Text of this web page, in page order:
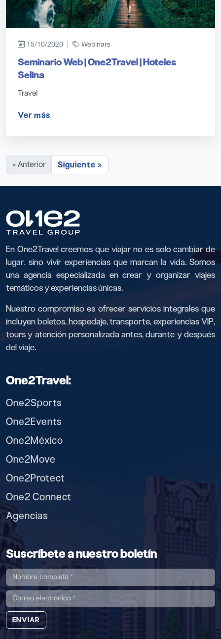
15/10/2020 | Webinars
Seminario Web | One2Travel | Hoteles
Selina
Travel
Ver más
« Anterior Siguiente »
En One2Travel creemos que viajar no es solo cambiar de
lugar, sino vivir experiencias que marcan la vida. Somos
una agencia especializada en crear y organizar viajes
temáticos y experiencias únicas.
Nuestro compromiso es ofrecer servicios integrales que
incluyen boletos, hospedaje, transporte, experiencias VIP,
tours y atención personalizada antes, durante y después
del viaje.
One2Travel:
One2Sports
One2Events
One2México
One2Move
One2Protect
One2 Connect
Agencias
Suscríbete a nuestro boletín
ENVIAR